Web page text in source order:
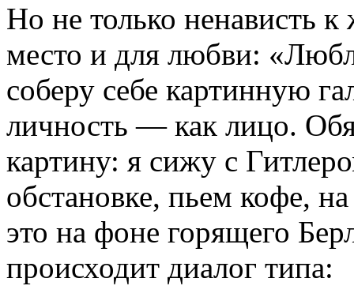
Но не только ненависть
место и для любви:
соберу себе картинную
личность — как лицо.
картину: я сижу с
обстановке, пьем кофе,
это на фоне горящего
происходит диалог типа: